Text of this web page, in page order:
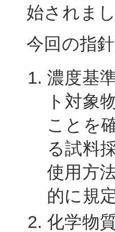
始されまし
今回の指
濃度基
ト対象
ことを
る試料
使用方
的に規
化学物